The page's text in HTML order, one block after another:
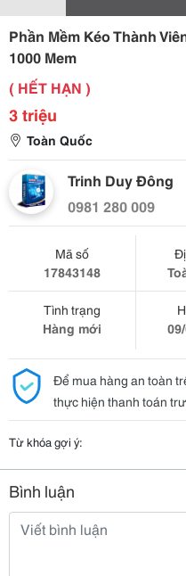
Phần Mềm Kéo Thành
1000 Mem
( HẾT HẠN )
3 triệu
Toàn Quốc
Trinh Duy Đông
0981 280 009
Mã số
17843148
Tình trạng
Hàng mới
Để mua hàng an toàn
thực hiện thanh toán
Từ khóa gợi ý:
Bình luận